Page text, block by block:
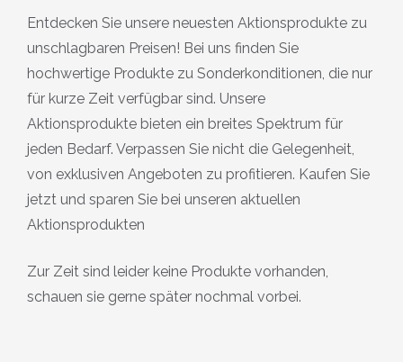
Entdecken Sie unsere neuesten Aktionsprodukte zu
unschlagbaren Preisen! Bei uns finden Sie
hochwertige Produkte zu Sonderkonditionen, die nur
für kurze Zeit verfügbar sind. Unsere
Aktionsprodukte bieten ein breites Spektrum für
jeden Bedarf. Verpassen Sie nicht die Gelegenheit,
von exklusiven Angeboten zu profitieren. Kaufen Sie
jetzt und sparen Sie bei unseren aktuellen
Aktionsprodukten
Zur Zeit sind leider keine Produkte vorhanden,
schauen sie gerne später nochmal vorbei.